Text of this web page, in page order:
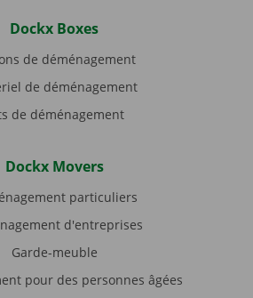
Dockx Boxes
de déménagement
de déménagement
de déménagement
Dockx Movers
particuliers
d'entreprises
Garde-meuble
pour des personnes âgées